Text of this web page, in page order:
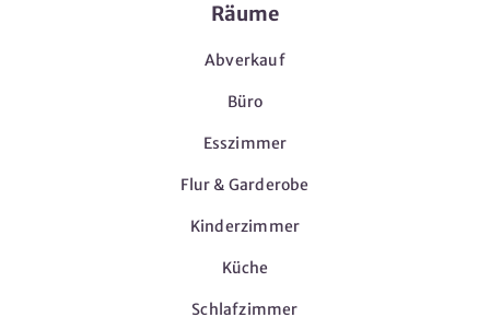
Räume
Abverkauf
Büro
Esszimmer
Flur & Garderobe
Kinderzimmer
Küche
Schlafzimmer